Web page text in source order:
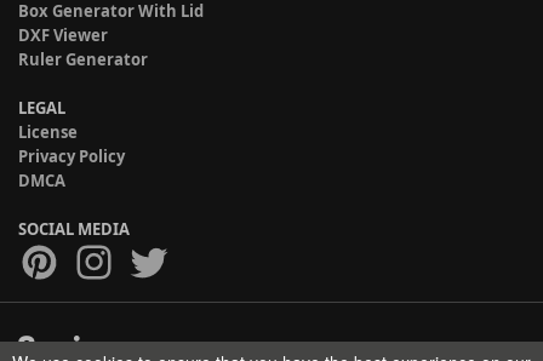
Box Generator With Lid
DXF Viewer
Ruler Generator
LEGAL
License
Privacy Policy
DMCA
SOCIAL MEDIA